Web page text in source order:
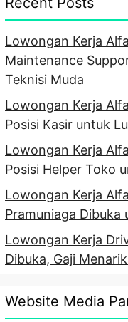
Lowongan Kerja
Maintenance
Teknisi Muda
Lowongan Kerja
Posisi Kasir untuk
Lowongan Kerja
Posisi Helper Toko
Lowongan Kerja
Pramuniaga Dibuka
Lowongan Kerja
Dibuka, Gaji
Website Media